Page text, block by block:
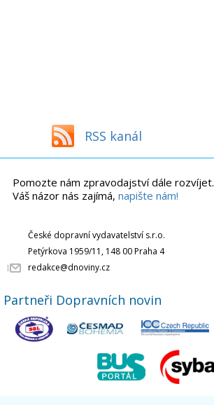
RSS kanál
Pomozte nám zpravodajství dále rozvíjet.
Váš názor nás zajímá, napište nám!
České dopravní vydavatelství s.r.o.
Petýrkova 1959/11, 148 00 Praha 4
redakce@dnoviny.cz
Partneři Dopravních novin